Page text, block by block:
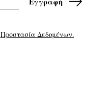
Προστασία Δεδομένων.